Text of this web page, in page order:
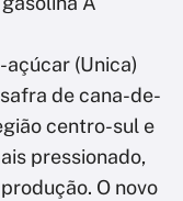
(Unica)
de cana-de-
centro-sul e
pressionado,
O novo